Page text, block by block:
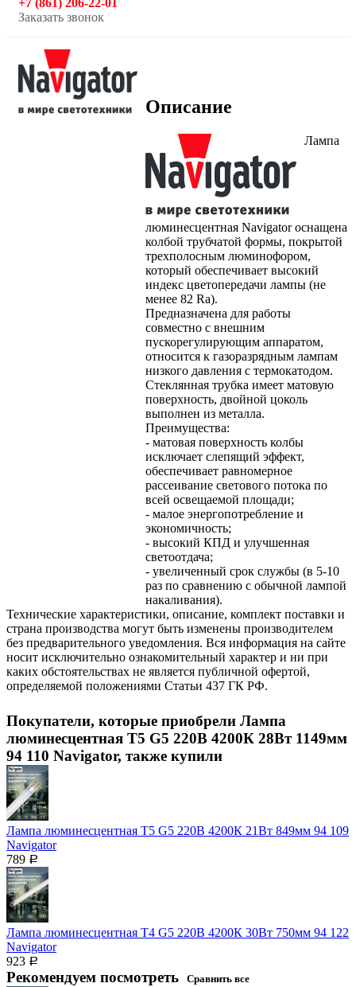
+7 (861) 206-22-01
Заказать звонок
Описание
Лампа
люминесцентная Navigator оснащена
колбой трубчатой формы, покрытой
трехполосным люминофором,
который обеспечивает высокий
индекс цветопередачи лампы (не
менее 82 Ra).
Предназначена для работы
совместно с внешним
пускорегулирующим аппаратом,
относится к газоразрядным лампам
низкого давления с термокатодом.
Стеклянная трубка имеет матовую
поверхность, двойной цоколь
выполнен из металла.
Преимущества:
- матовая поверхность колбы
исключает слепящий эффект,
обеспечивает равномерное
рассеивание светового потока по
всей освещаемой площади;
- малое энергопотребление и
экономичность;
- высокий КПД и улучшенная
светоотдача;
- увеличенный срок службы (в 5-10
раз по сравнению с обычной лампой
накаливания).
Технические характеристики, описание, комплект поставки и
страна производства могут быть изменены производителем
без предварительного уведомления. Вся информация на сайте
носит исключительно ознакомительный характер и ни при
каких обстоятельствах не является публичной офертой,
определяемой положениями Статьи 437 ГК РФ.
Покупатели, которые приобрели Лампа
люминесцентная T5 G5 220В 4200К 28Вт 1149мм
94 110 Navigator, также купили
Лампа люминесцентная T5 G5 220В 4200К 21Вт 849мм 94 109
Navigator
789 Р
Лампа люминесцентная T4 G5 220В 4200К 30Вт 750мм 94 122
Navigator
923 Р
Рекомендуем посмотреть Сравнить все